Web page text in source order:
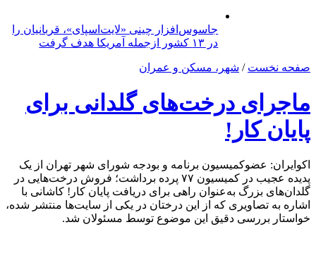
جاسوس‌افزار چینی «لایت‌اسپای»، قربانیان را
در ۱۳ کشور ازجمله آمریکا هدف گرفت
صفحه نخست / شهر، مسکن و عمران
ماجرای درخت‌های گلدانی برای
پایان کار!
اکوایران: عضوکمیسیون برنامه و بودجه شورای شهر تهران از یک
پدیده عجیب در کمیسیون ۷۷ پرده برداشت؛ فروش درخت‌هایی در
گلدان‌های بزرگ به‌عنوان راهی برای دریافت پایان کار! کاشانی با
اشاره به تصاویری که از این درختان در یکی از سایت‌ها منتشر شده،
خواستار بررسی دقیق این موضوع توسط مسئولان شد.